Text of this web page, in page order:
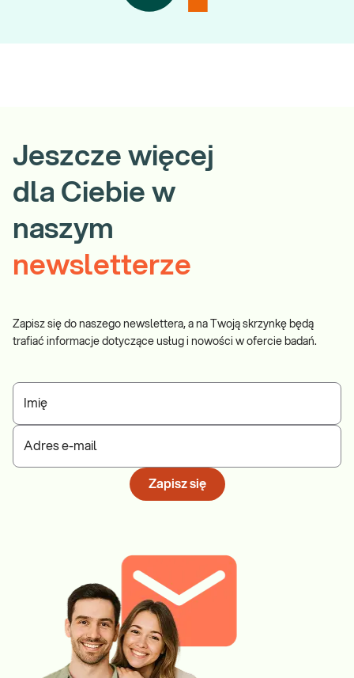
Jeszcze więcej
dla Ciebie w
naszym
newsletterze
Zapisz się do naszego newslettera, a na Twoją skrzynkę będą
trafiać informacje dotyczące usług i nowości w ofercie badań.
Imię
Adres e-mail
Zapisz się